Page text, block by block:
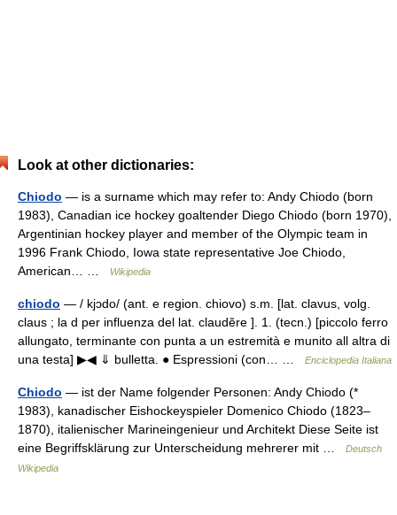
Look at other dictionaries:
Chiodo — is a surname which may refer to: Andy Chiodo (born
1983), Canadian ice hockey goaltender Diego Chiodo (born 1970),
Argentinian hockey player and member of the Olympic team in
1996 Frank Chiodo, Iowa state representative Joe Chiodo,
American… …
Wikipedia
chiodo — / kjɔdo/ (ant. e region. chiovo) s.m. [lat. clavus, volg.
claus ; la d per influenza del lat. claudĕre ]. 1. (tecn.) [piccolo ferro
allungato, terminante con punta a un estremità e munito all altra di
una testa] ▶◀ ⇓ bulletta. ● Espressioni (con… …
Enciclopedia Italiana
Chiodo — ist der Name folgender Personen: Andy Chiodo (*
1983), kanadischer Eishockeyspieler Domenico Chiodo (1823–
1870), italienischer Marineingenieur und Architekt Diese Seite ist
eine Begriffsklärung zur Unterscheidung mehrerer mit …
Deutsch
Wikipedia